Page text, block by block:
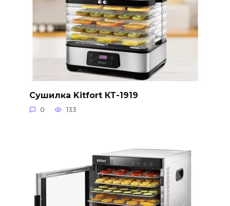
Сушилка Kitfort КТ-1919
0 133